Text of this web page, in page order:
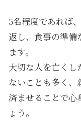
5名程度であれば
返し、食事の準備
ます。
大切な人を亡くし
ないことも多く
済ませることで心
ょう。